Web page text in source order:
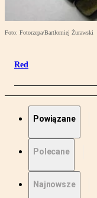
Foto: Fotorzepa/Bartłomiej Żurawski
Red
Powiązane
Polecane
Najnowsze